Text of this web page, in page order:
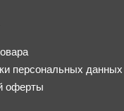
персональных данных
оферты